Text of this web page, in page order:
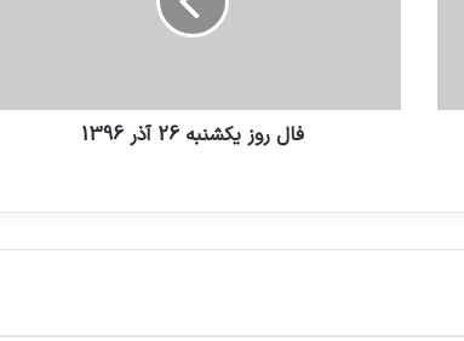
فال روز یکشنبه 26 آذر 1396